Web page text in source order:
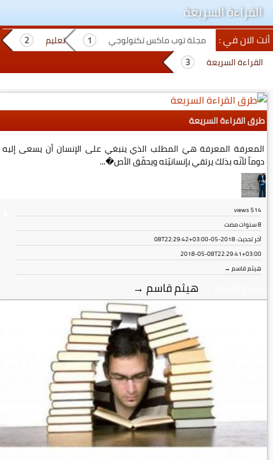
القراءة السريعة
أنت الان في : مجلة توب ماكس تكنولوجي
تعليم
القراءة السريعة
طرق القراءة السريعة
المعرفة المعرفة هيَ المطلب الذي ينبغي على الإنسان أن يسعى إليه
دوماً لأنّه بذلك يرتقي بإنسانيّته ويحقّق الأص�...
514
views
8 سنوات مضت
آخر تحديث :2018-05-08T22:29:42+03:00
2018-05-08T22:29:41+03:00
هيثم قاسم →
هيثم قاسم →